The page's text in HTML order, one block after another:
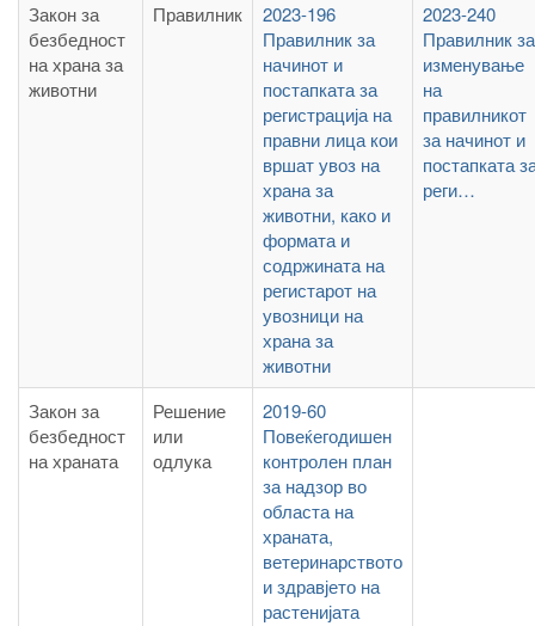
Закон за
безбедност
на храна за
животни
Правилник
2023-196
Правилник за
начинот и
постапката за
регистрација на
правни лица кои
вршат увоз на
храна за
животни, како и
формата и
содржината на
регистарот на
увозници на
храна за
животни
2023-240
Правилник за
изменување
на
правилникот
за начинот и
постапката
реги…
Закон за
безбедност
на храната
Решение
или
одлука
2019-60
Повеќегодишен
контролен план
за надзор во
областа на
храната,
ветеринарството
и здравјето на
растенијата